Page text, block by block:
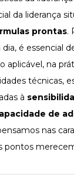
da liderança
prontas.
é essencial
aplicável, na
técnicas,
à
de
nas
pontos